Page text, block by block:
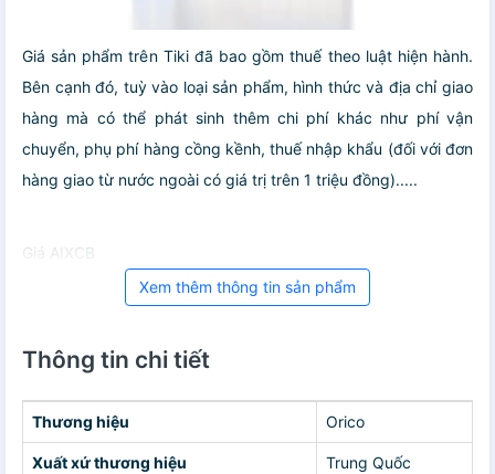
Giá sản phẩm trên Tiki đã bao gồm thuế theo luật hiện hành.
Bên cạnh đó, tuỳ vào loại sản phẩm, hình thức và địa chỉ giao
hàng mà có thể phát sinh thêm chi phí khác như phí vận
chuyển, phụ phí hàng cồng kềnh, thuế nhập khẩu (đối với đơn
hàng giao từ nước ngoài có giá trị trên 1 triệu đồng).....
Giá AIXCB
Xem thêm thông tin sản phẩm
Thông tin chi tiết
Thương hiệu Orico
Xuất xứ thương hiệu Trung Quốc